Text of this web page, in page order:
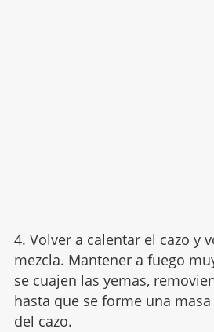
4. Volver a calentar el cazo y
mezcla. Mantener a fuego
se cuajen las yemas,
hasta que se forme una
del cazo.